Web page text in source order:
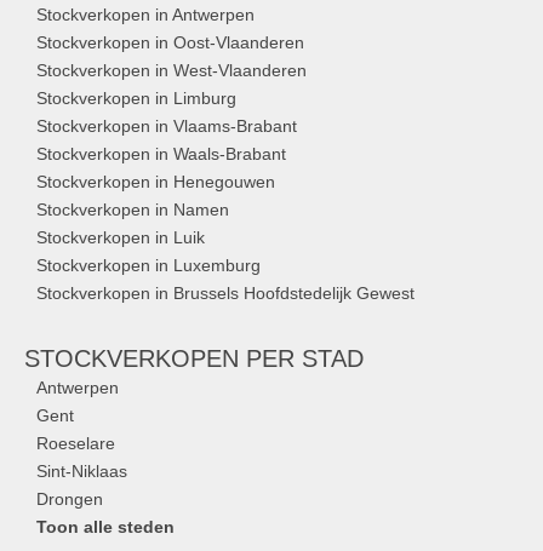
Stockverkopen in Antwerpen
Stockverkopen in Oost-Vlaanderen
Stockverkopen in West-Vlaanderen
Stockverkopen in Limburg
Stockverkopen in Vlaams-Brabant
Stockverkopen in Waals-Brabant
Stockverkopen in Henegouwen
Stockverkopen in Namen
Stockverkopen in Luik
Stockverkopen in Luxemburg
Stockverkopen in Brussels Hoofdstedelijk Gewest
STOCKVERKOPEN PER STAD
Antwerpen
Gent
Roeselare
Sint-Niklaas
Drongen
Toon alle steden